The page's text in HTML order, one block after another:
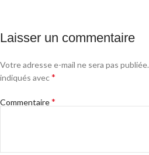
Laisser un commentaire
Votre adresse e-mail ne sera pas publiée.
indiqués avec*
Commentaire*